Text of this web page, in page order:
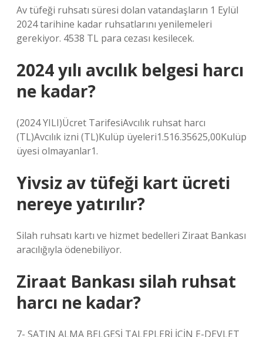
Av tüfeği ruhsatı süresi dolan vatandaşların 1 Eylül
2024 tarihine kadar ruhsatlarını yenilemeleri
gerekiyor. 4538 TL para cezası kesilecek.
2024 yılı avcılık belgesi harcı
ne kadar?
(2024 YILI)Ücret TarifesiAvcılık ruhsat harcı
(TL)Avcılık izni (TL)Kulüp üyeleri1.516.35625,00Kulüp
üyesi olmayanlar1.
Yivsiz av tüfeği kart ücreti
nereye yatırılır?
Silah ruhsatı kartı ve hizmet bedelleri Ziraat Bankası
aracılığıyla ödenebiliyor.
Ziraat Bankası silah ruhsat
harcı ne kadar?
7- SATIN ALMA BELGESİ TALEPLERİ İÇİN E-DEVLET